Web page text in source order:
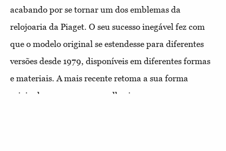
acabando por se tornar um dos emblemas da
relojoaria da Piaget. O seu sucesso inegável fez com
que o modelo original se estendesse para diferentes
versões desde 1979, disponíveis em diferentes formas
e materiais. A mais recente retoma a sua forma
original, com pequenas melhorias, como uma